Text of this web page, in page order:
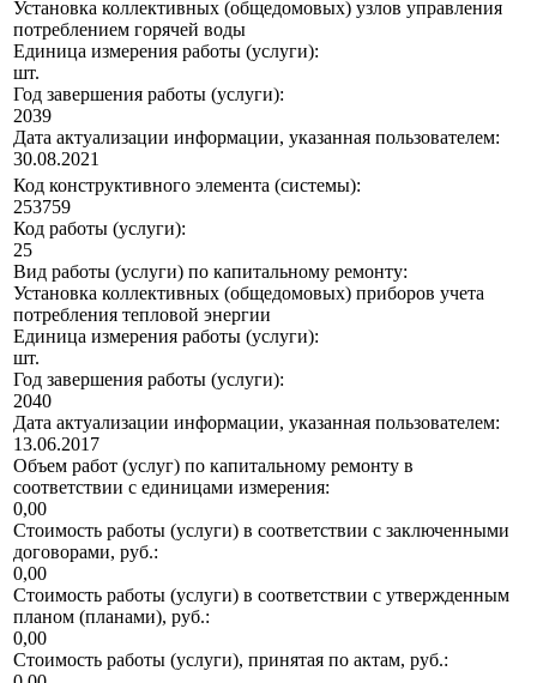
Установка коллективных (общедомовых) узлов управления
потреблением горячей воды
Единица измерения работы (услуги):
шт.
Год завершения работы (услуги):
2039
Дата актуализации информации, указанная пользователем:
30.08.2021
Код конструктивного элемента (системы):
253759
Код работы (услуги):
25
Вид работы (услуги) по капитальному ремонту:
Установка коллективных (общедомовых) приборов учета
потребления тепловой энергии
Единица измерения работы (услуги):
шт.
Год завершения работы (услуги):
2040
Дата актуализации информации, указанная пользователем:
13.06.2017
Объем работ (услуг) по капитальному ремонту в
соответствии с единицами измерения:
0,00
Стоимость работы (услуги) в соответствии с заключенными
договорами, руб.:
0,00
Стоимость работы (услуги) в соответствии с утвержденным
планом (планами), руб.:
0,00
Стоимость работы (услуги), принятая по актам, руб.: